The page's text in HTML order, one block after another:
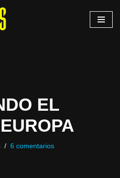
EL
6 comentarios